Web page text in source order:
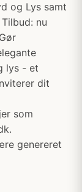
og Lys samt
nu
lys - et
dit
som
genereret